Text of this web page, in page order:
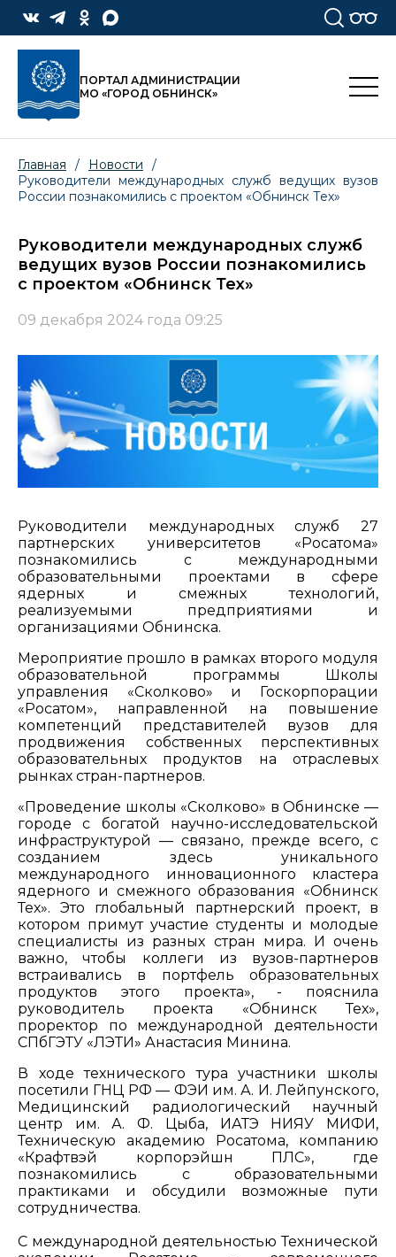
ПОРТАЛ АДМИНИСТРАЦИИ
МО «ГОРОД ОБНИНСК»
Главная / Новости
/
Руководители международных служб ведущих вузов
России познакомились с проектом «Обнинск Тех»
Руководители международных служб
ведущих вузов России познакомились
с проектом «Обнинск Тех»
09 декабря 2024 года 09:25
Руководители международных служб 27
партнерских университетов «Росатома»
познакомились с международными
образовательными проектами в сфере
ядерных и смежных технологий,
реализуемыми предприятиями и
организациями Обнинска.
Мероприятие прошло в рамках второго модуля
образовательной программы Школы
управления «Сколково» и Госкорпорации
«Росатом», направленной на повышение
компетенций представителей вузов для
продвижения собственных перспективных
образовательных продуктов на отраслевых
рынках стран-партнеров.
«Проведение школы «Сколково» в Обнинске —
городе с богатой научно-исследовательской
инфраструктурой — связано, прежде всего, с
созданием здесь уникального
международного инновационного кластера
ядерного и смежного образования «Обнинск
Тех». Это глобальный партнерский проект, в
котором примут участие студенты и молодые
специалисты из разных стран мира. И очень
важно, чтобы коллеги из вузов-партнеров
встраивались в портфель образовательных
продуктов этого проекта», - пояснила
руководитель проекта «Обнинск Тех»,
проректор по международной деятельности
СПбГЭТУ «ЛЭТИ» Анастасия Минина.
В ходе технического тура участники школы
посетили ГНЦ РФ — ФЭИ им. А. И. Лейпунского,
Медицинский радиологический научный
центр им. А. Ф. Цыба, ИАТЭ НИЯУ МИФИ,
Техническую академию Росатома, компанию
«Крафтвэй корпорэйшн ПЛС», где
познакомились с образовательными
практиками и обсудили возможные пути
сотрудничества.
С международной деятельностью Технической